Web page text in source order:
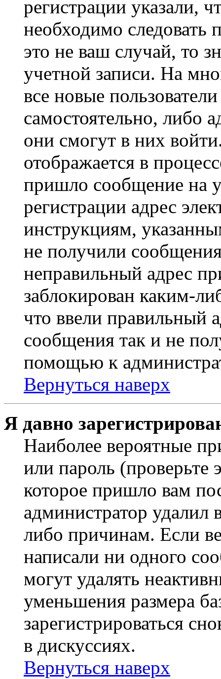
регистрации указали,
необходимо
это не ваш случай, то
учетной записи. На
все новые
самостоятельно, либо
они смогут в них
отображается в
пришло сообщение на
регистрации адрес
инструкциям,
не получили
неправильный адрес
заблокирован каким-
что ввели правильный
сообщения так и не
помощью к
Вернуться наверх
Я давно
Наиболее вероятные
или пароль (проверьте
которое пришло вам
администратор
либо причинам. Если
написали ни одного
могут удалять
уменьшения размера
зарегистрироваться
в дискуссиях.
Вернуться наверх